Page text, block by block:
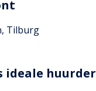
Tilburg
ideale huurder